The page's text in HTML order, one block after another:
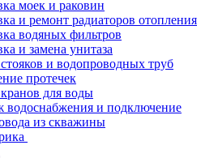
моек и раковин
и ремонт радиаторов отопления
водяных фильтров
и замена унитаза
и водопроводных труб
протечек
для воды
водоснабжения и подключение
из скважины